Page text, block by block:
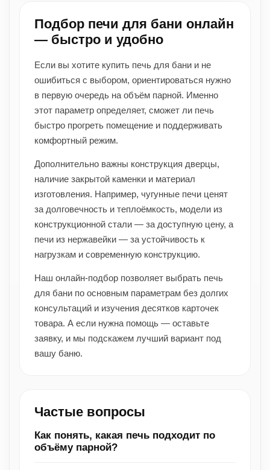
Подбор печи для бани онлайн
— быстро и удобно
Если вы хотите купить печь для бани и не
ошибиться с выбором, ориентироваться нужно
в первую очередь на объём парной. Именно
этот параметр определяет, сможет ли печь
быстро прогреть помещение и поддерживать
комфортный режим.
Дополнительно важны конструкция дверцы,
наличие закрытой каменки и материал
изготовления. Например, чугунные печи ценят
за долговечность и теплоёмкость, модели из
конструкционной стали — за доступную цену, а
печи из нержавейки — за устойчивость к
нагрузкам и современную конструкцию.
Наш онлайн-подбор позволяет выбрать печь
для бани по основным параметрам без долгих
консультаций и изучения десятков карточек
товара. А если нужна помощь — оставьте
заявку, и мы подскажем лучший вариант под
вашу баню.
Частые вопросы
Как понять, какая печь подходит по
объёму парной?